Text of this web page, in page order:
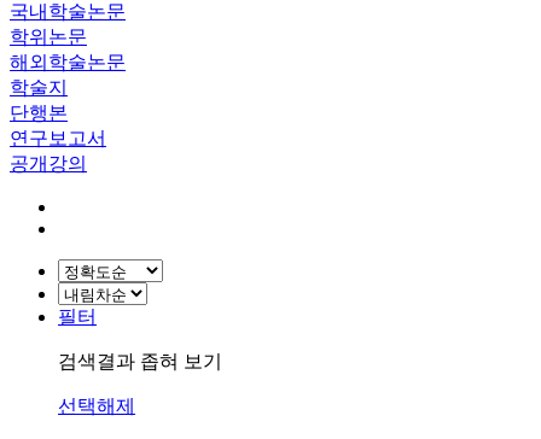
국내학술논문
학위논문
해외학술논문
학술지
단행본
연구보고서
공개강의
필터
검색결과 좁혀 보기
선택해제